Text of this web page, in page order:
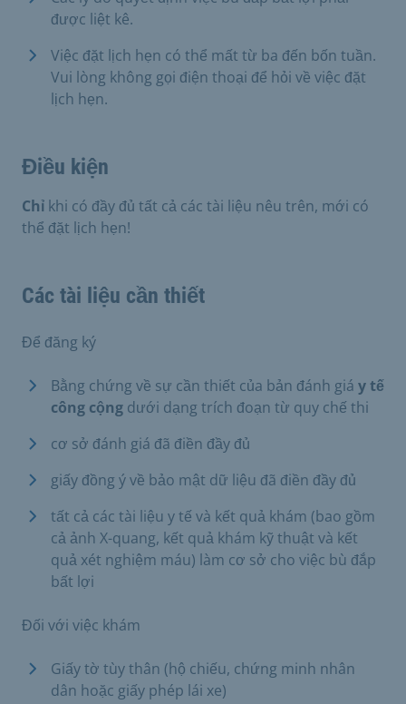
được liệt kê.
Việc đặt lịch hẹn có thể mất từ ba đến bốn tuần.
Vui lòng không gọi điện thoại để hỏi về việc đặt
lịch hẹn.
Điều kiện
Chỉ khi có đầy đủ tất cả các tài liệu nêu trên, mới có
thể đặt lịch hẹn!
Các tài liệu cần thiết
Để đăng ký
Bằng chứng về sự cần thiết của bản đánh giá y tế
công cộng dưới dạng trích đoạn từ quy chế thi
cơ sở đánh giá đã điền đầy đủ
giấy đồng ý về bảo mật dữ liệu đã điền đầy đủ
tất cả các tài liệu y tế và kết quả khám (bao gồm
cả ảnh X-quang, kết quả khám kỹ thuật và kết
quả xét nghiệm máu) làm cơ sở cho việc bù đắp
bất lợi
Đối với việc khám
Giấy tờ tùy thân (hộ chiếu, chứng minh nhân
dân hoặc giấy phép lái xe)